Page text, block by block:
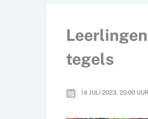
tegels
14 JULI 2023, 20:00 UUR